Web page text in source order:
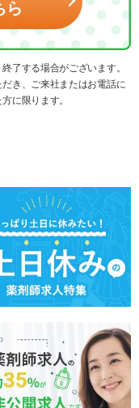
ら
了する場合がございます。
き、ご来社またはお電話に
に限ります。